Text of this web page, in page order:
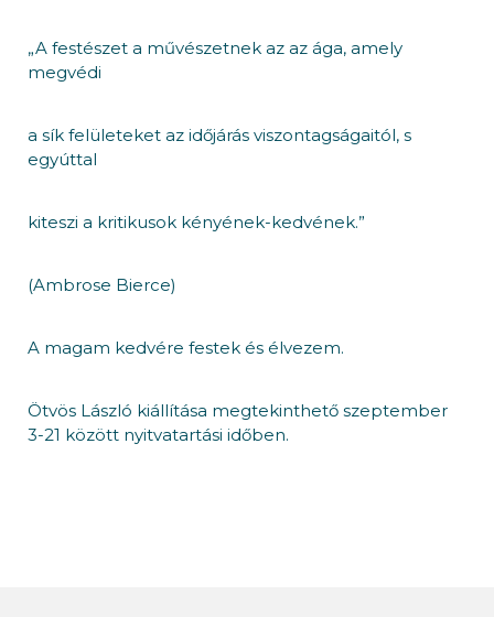
„A festészet a művészetnek az az ága, amely
megvédi
a sík felületeket az időjárás viszontagságaitól, s
egyúttal
kiteszi a kritikusok kényének-kedvének.”
(Ambrose Bierce)
A magam kedvére festek és élvezem.
Ötvös László kiállítása megtekinthető szeptember
3-21 között nyitvatartási időben.